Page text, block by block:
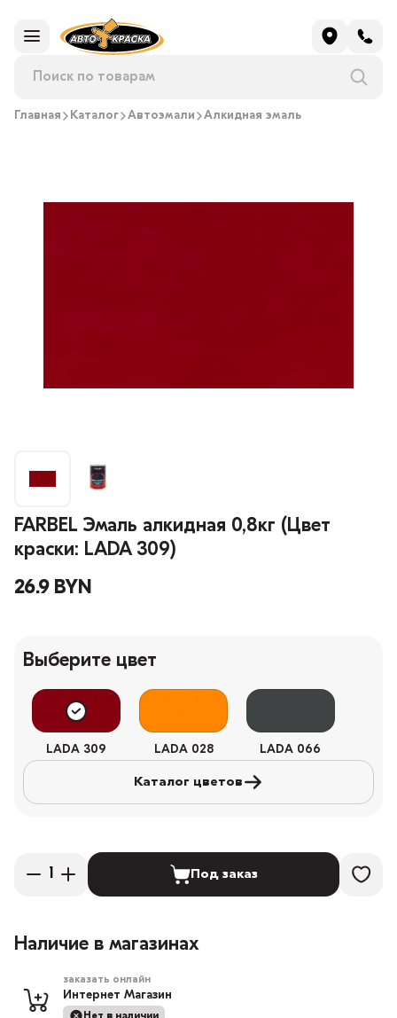
Главная Каталог Автоэмали Алкидная эмаль
FARBEL Эмаль алкидная 0,8кг (Цвет
краски: LADA 309)
26.9 BYN
Выберите цвет
LADA 309 LADA 028 LADA 066
Каталог цветов
Под заказ
Наличие в магазинах
заказать онлайн
Интернет Магазин